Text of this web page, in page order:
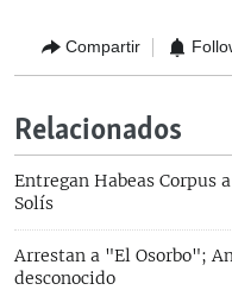
Compartir
Relacionados
Entregan Habeas Corpus
Solís
Arrestan a "El Osorbo";
desconocido